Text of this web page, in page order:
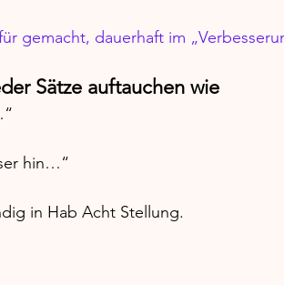
gemacht, dauerhaft im
Sätze auftauchen wie
hin…“
in Hab Acht Stellung.